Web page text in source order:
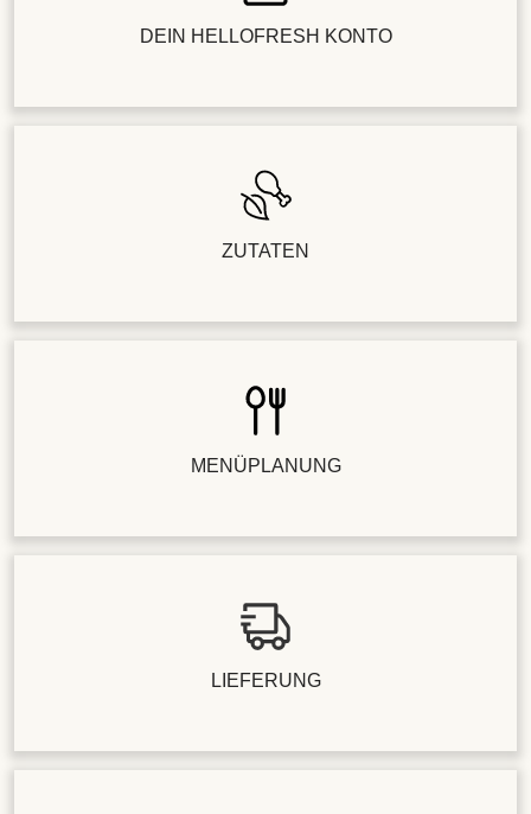
DEIN HELLOFRESH KONTO
ZUTATEN
MENÜPLANUNG
LIEFERUNG